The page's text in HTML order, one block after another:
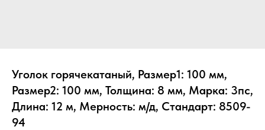
Уголок горячекатаный, Размер1: 100 мм,
Размер2: 100 мм, Толщина: 8 мм, Марка: 3пс,
Длина: 12 м, Мерность: м/д, Стандарт: 8509-
94